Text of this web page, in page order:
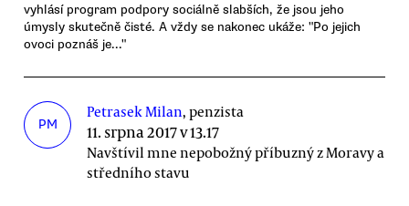
vyhlásí program podpory sociálně slabších, že jsou jeho
úmysly skutečně čisté. A vždy se nakonec ukáže: "Po jejich
ovoci poznáš je..."
PM
Petrasek Milan, penzista
11. srpna 2017 v 13.17
Navštívil mne nepobožný příbuzný z Moravy a
středního stavu